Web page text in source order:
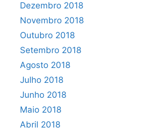
Dezembro 2018
Novembro 2018
Outubro 2018
Setembro 2018
Agosto 2018
Julho 2018
Junho 2018
Maio 2018
Abril 2018